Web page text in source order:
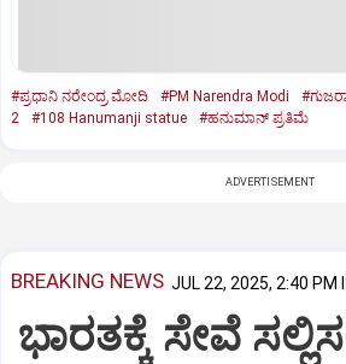
#ಪ್ರಧಾನಿ ನರೇಂದ್ರ ಮೋದಿ #PM Narendra Modi
2
#108 Hanumanji statue #ಹನುಮಾನ್ ಪ್ರತಿಮೆ
ADVERTISEMENT
BREAKING NEWS JUL 22, 2025, 2:40 PM
ಭಾರತಕ್ಕೆ ಸೇವೆ